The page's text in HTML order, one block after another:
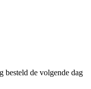
besteld de volgende dag